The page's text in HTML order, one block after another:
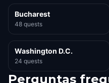
Bucharest
48 quests
Washington D.C.
24 quests
Perguntas